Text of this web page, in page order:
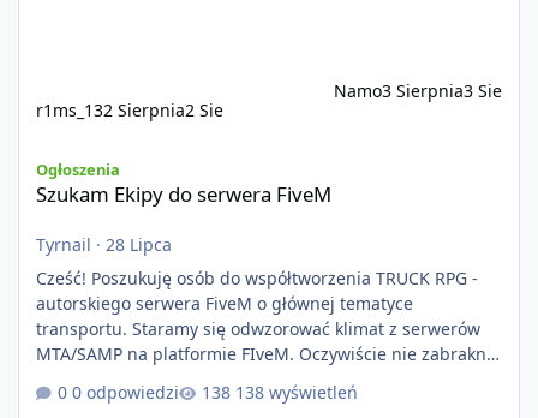
r1ms_132 Sierpnia2 Sie
Namo3 Sierpnia3 Sie
Ogłoszenia
Szukam Ekipy do serwera FiveM
Tyrnail · 28 Lipca
Cześć! Poszukuję osób do współtworzenia TRUCK RPG -
autorskiego serwera FiveM o głównej tematyce
transportu. Staramy się odwzorować klimat z serwerów
MTA/SAMP na platformie FIveM. Oczywiście nie zabraknie
kontentu dla graczy którzy chcą robić coś innego niż
jeździć ciężarówką. Projekt tworzony jest od podstaw z
0 odpowiedzi 138 wyświetleń